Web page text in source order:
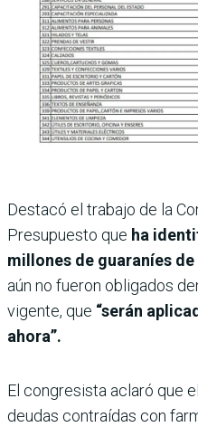
Destacó el trabajo de la
Presupuesto que ha
millones de guaraníes
aún no fueron obligados
vigente, que “serán
ahora”.
El congresista aclaró que
deudas contraídas con